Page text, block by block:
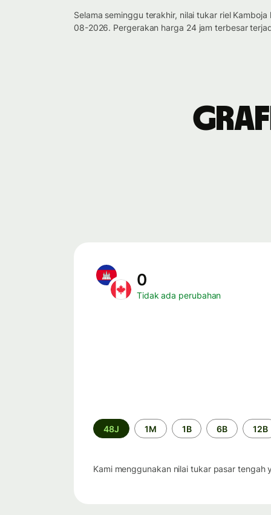
Selama seminggu terakhir, nilai tukar riel
08-2026. Pergerakan harga 24 jam terbesar
0
Tidak ada perubahan
Periode
waktu
48J 1M 1B 6B 12B
Kami menggunakan nilai tukar pasar